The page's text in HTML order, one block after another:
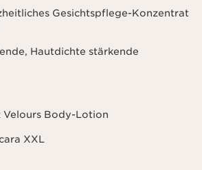
Gesichtspflege-Konzentrat
Hautdichte stärkende
Body-Lotion
XXL